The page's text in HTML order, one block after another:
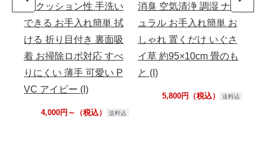
水 クッション性 手洗い
できる お手入れ簡単 拭
ける 折り目付き 裏面吸
着 お掃除ロボ対応 すべ
りにくい 薄手 可愛い P
VC アイビー (I)
4,000円～（税込） 送料込
消臭 空気清浄 調湿 ナチ
ュラル お手入れ簡単 お
しゃれ 置くだけ いぐさ
イ草 約95×10cm 畳のも
と (I)
5,800円（税込） 送料込